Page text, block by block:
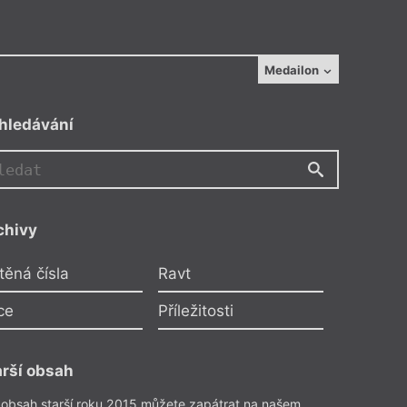
Medailon
Rosou
čísla Ravt
Příležitosti
obsah